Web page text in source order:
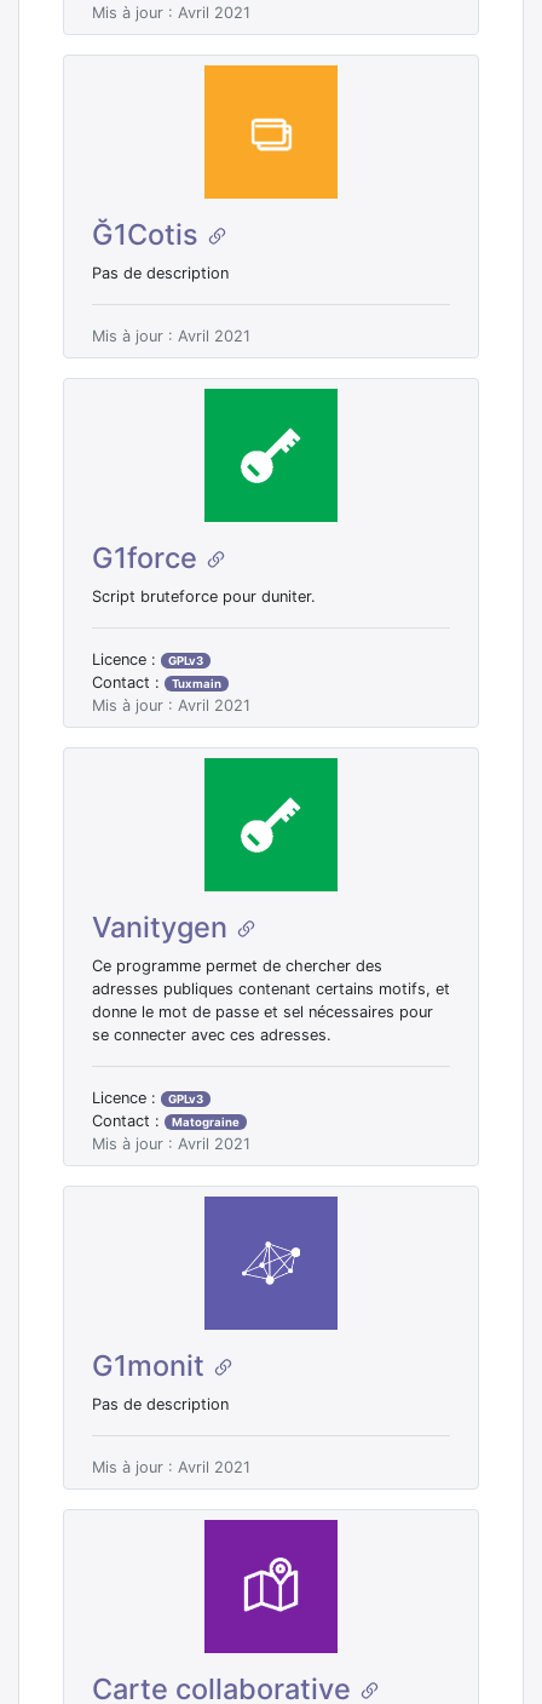
Mis à jour : Avril 2021
Ğ1Cotis
Pas de description
Mis à jour : Avril 2021
G1force
Script bruteforce pour duniter.
Licence : GPLv3
Contact : Tuxmain
Mis à jour : Avril 2021
Vanitygen
Ce programme permet de chercher des
adresses publiques contenant certains motifs, et
donne le mot de passe et sel nécessaires pour
se connecter avec ces adresses.
Licence : GPLv3
Contact : Matograine
Mis à jour : Avril 2021
G1monit
Pas de description
Mis à jour : Avril 2021
Carte collaborative